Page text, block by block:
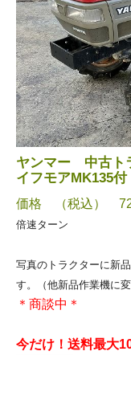
ヤンマー 中古ト
イフモアMK135付
価格 （税込）
倍速ターン
写真のトラクターに新
す。（他新品作業機に変
＊商談中＊
今だけ！送料最大